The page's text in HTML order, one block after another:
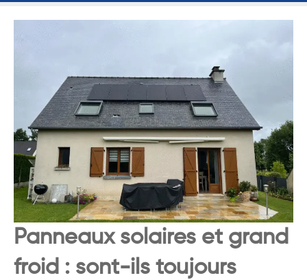
Panneaux solaires et grand
froid : sont-ils toujours